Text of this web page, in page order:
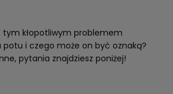
tym kłopotliwym problemem
i czego może on być oznaką?
pytania znajdziesz poniżej!